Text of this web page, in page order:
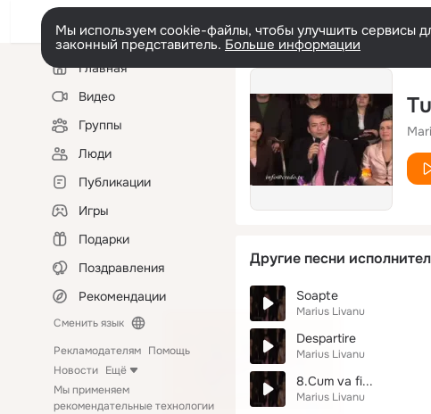
Мы используем cookie-файлы, чтобы улучшить сервисы
законный представитель. Больше информации
Левая
колонкаГлавная
Видео
Группы
Люди
Публикации
Игры
Подарки
Поздравления
Рекомендации
Сменить язык
Рекламодателям Помощь
Новости Ещё
Мы применяем
рекомендательные технологии
Другие песни
Soapte
Marius Livanu
Despartire
Marius Livanu
8.Cum va fi...
Marius Livanu